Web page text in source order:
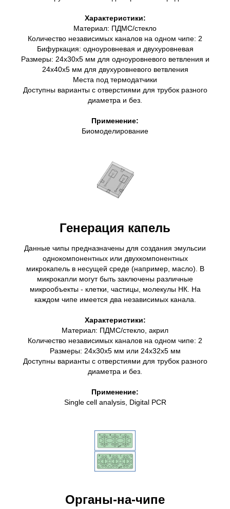
Характеристики:
Материал: ПДМС/стекло
Количество независимых каналов на одном чипе: 2
Бифуркация: одноуровневая и двухуровневая
Размеры: 24х30х5 мм для одноуровневого ветвления и
24х40х5 мм для двухуровневого ветвления
Места под термодатчики
Доступны варианты с отверстиями для трубок разного
диаметра и без.
Применение:
Биомоделирование
Генерация капель
Данные чипы предназначены для создания эмульсии
однокомпонентных или двухкомпонентных
микрокапель в несущей среде (например, масло). В
микрокапли могут быть заключены различные
микрообъекты - клетки, частицы, молекулы НК. На
каждом чипе имеется два независимых канала.
Характеристики:
Материал: ПДМС/стекло, акрил
Количество независимых каналов на одном чипе: 2
Размеры: 24х30х5 мм или 24х32х5 мм
Доступны варианты с отверстиями для трубок разного
диаметра и без.
Применение:
Single cell analysis, Digital PCR
Органы-на-чипе